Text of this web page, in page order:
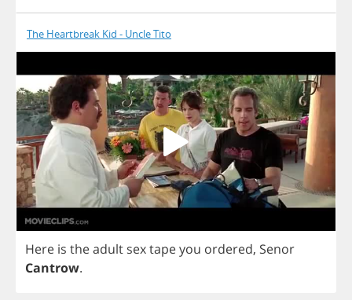
The Heartbreak Kid - Uncle Tito
Here is theadult sextapeyou ordered, Senor
Cantrow.